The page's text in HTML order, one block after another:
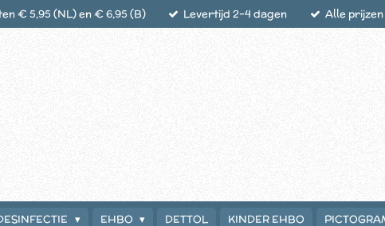
€ 5,95 (NL) en € 6,95 (B) Levertijd 2-4 dagen Alle prijzen
EHBO DETTOL KINDER EHBO